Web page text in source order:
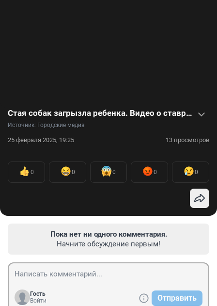
Стая собак загрызла ребенка. Видео о ставропольской трагедии
Источник: Городские медиа
25 февраля 2025, 19:25 13 просмотров
0 0 0 0 0
Пока нет ни одного комментария.
Начните обсуждение первым!
Гость
Войти
Отправить